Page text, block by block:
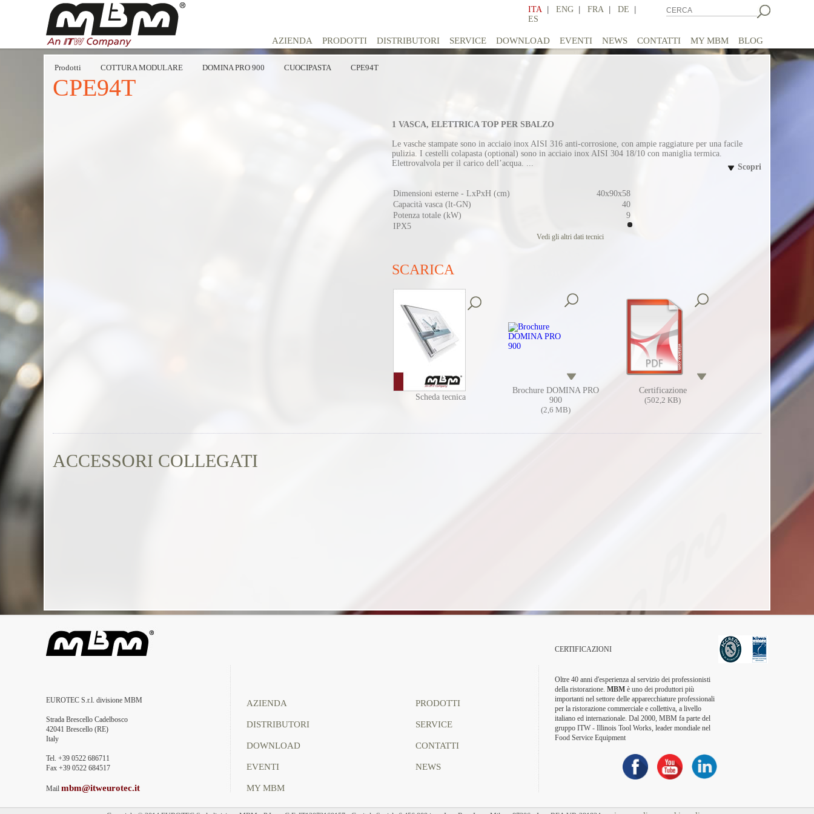
ITA | ENG | FRA | DE |
ES
AZIENDA PRODOTTI DISTRIBUTORI SERVICE DOWNLOAD EVENTI NEWS CONTATTI MY MBM BLOG
Prodotti COTTURA MODULARE DOMINA PRO 900 CUOCIPASTA CPE94T
CPE94T
1 VASCA, ELETTRICA TOP PER SBALZO
Le vasche stampate sono in acciaio inox AISI 316 anti-corrosione, con ampie raggiature per una facile
pulizia. I cestelli colapasta (optional) sono in acciaio inox AISI 304 18/10 con maniglia termica.
Elettrovalvola per il carico dell’acqua. ...
Scopri
Dimensioni esterne - LxPxH (cm)
40x90x58
Capacità vasca (lt-GN)
40
Potenza totale (kW)
9
IPX5
Vedi gli altri dati tecnici
SCARICA
Scheda tecnica
Brochure DOMINA PRO
900
(2,6 MB)
Certificazione
(502,2 KB)
ACCESSORI COLLEGATI
EUROTEC S.r.l. divisione MBM
Strada Brescello Cadelbosco
42041 Brescello (RE)
Italy
Tel. +39 0522 686711
Fax +39 0522 684517
Mail mbm@itweurotec.it
AZIENDA PRODOTTI
DISTRIBUTORI SERVICE
DOWNLOAD CONTATTI
EVENTI NEWS
MY MBM
CERTIFICAZIONI
Oltre 40 anni d'esperienza al servizio dei professionisti
della ristorazione. MBM è uno dei produttori più
importanti nel settore delle apparecchiature professionali
per la ristorazione commerciale e collettiva, a livello
italiano ed internazionale. Dal 2000, MBM fa parte del
gruppo ITW - Illinois Tool Works, leader mondiale nel
Food Service Equipment